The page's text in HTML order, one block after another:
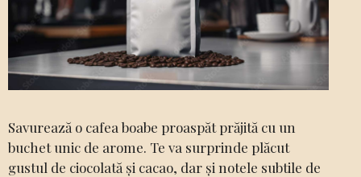
Savurează o cafea boabe proaspăt prăjită cu un
buchet unic de arome. Te va surprinde plăcut
gustul de ciocolată și cacao, dar și notele subtile de